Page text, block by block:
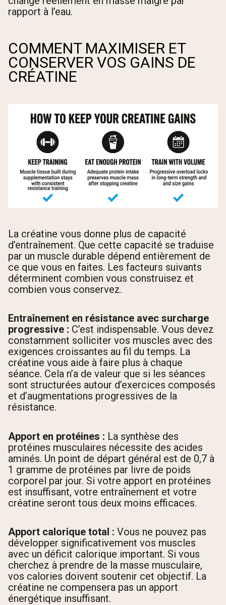
rapport à l’eau.
COMMENT MAXIMISER ET
CONSERVER VOS GAINS DE
CRÉATINE
La créatine vous donne plus de capacité
d’entraînement. Que cette capacité se traduise
par un muscle durable dépend entièrement de
ce que vous en faites. Les facteurs suivants
déterminent combien vous construisez et
combien vous conservez.
Entraînement en résistance avec surcharge
progressive : C’est indispensable. Vous devez
constamment solliciter vos muscles avec des
exigences croissantes au fil du temps. La
créatine vous aide à faire plus à chaque
séance. Cela n’a de valeur que si les séances
sont structurées autour d’exercices composés
et d’augmentations progressives de la
résistance.
Apport en protéines : La synthèse des
protéines musculaires nécessite des acides
aminés. Un point de départ général est de 0,7 à
1 gramme de protéines par livre de poids
corporel par jour. Si votre apport en protéines
est insuffisant, votre entraînement et votre
créatine seront tous deux moins efficaces.
Apport calorique total : Vous ne pouvez pas
développer significativement vos muscles
avec un déficit calorique important. Si vous
cherchez à prendre de la masse musculaire,
vos calories doivent soutenir cet objectif. La
créatine ne compensera pas un apport
énergétique insuffisant.